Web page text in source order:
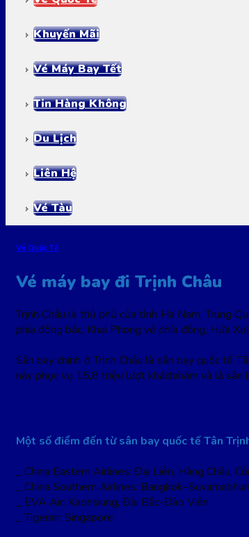
Khuyến Mãi
Vé Máy Bay Tết
Tin Hàng Không
Du Lịch
Liên Hệ
Vé Tàu
Vé Quốc Tế
Vé máy bay đi Trịnh Châu
Trịnh Châu là thủ phủ của tỉnh Hà Nam, Trung
phía đông bắc, Khai Phong về phía đông, Hứa
Sân bay chính ở Trịnh Châu là sân bay quốc tế
này phục vụ 15,8 triệu lượt khách/năm và là
Một số điểm đến từ sân bay quốc tế Tân
_ China Eastern Airlines: Đại Liên, Hàng Châu,
_ China Southern Airlines:
_ EVA Air: Kaohsiung, Đài Bắc-Đào Viên
_ Tigerair: Singapore